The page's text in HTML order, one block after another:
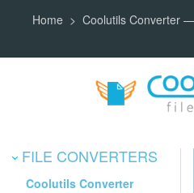
Home Coolutils Converter
FILE CONVERTERS
Coolutils Converter